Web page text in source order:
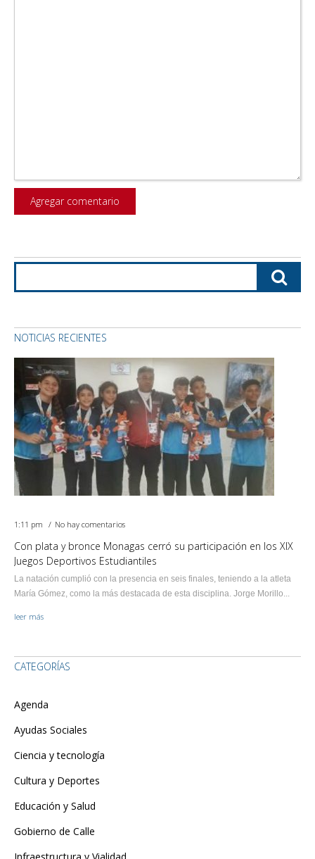
NOTICIAS RECIENTES
1:11 pm No hay comentarios
Con plata y bronce Monagas cerró su participación en los XIX
Juegos Deportivos Estudiantiles
La natación cumplió con la presencia en seis finales, teniendo a la atleta
María Gómez, como la más destacada de esta disciplina. Jorge Morillo...
leer más
CATEGORÍAS
Agenda
Ayudas Sociales
Ciencia y tecnología
Cultura y Deportes
Educación y Salud
Gobierno de Calle